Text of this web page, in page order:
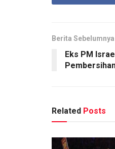
Berita Sebelumnya
Eks PM
Related Posts